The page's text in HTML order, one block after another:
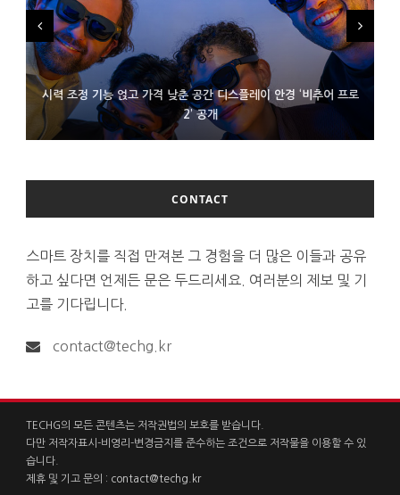
시력 조정 기능 얹고 가격 낮춘 공간 디스플레이 안경 ‘비추어 프로
2’ 공개
D램 부족에 10억달러어치 아이폰18 프로세서 패키징 대기 중
300~400달러 반지형 스피커 준비하는 오픈AI
CONTACT
스마트 장치를 직접 만져본 그 경험을 더 많은 이들과 공유
하고 싶다면 언제든 문은 두드리세요. 여러분의 제보 및 기
고를 기다립니다.
contact@techg.kr
TECHG의 모든 콘텐츠는 저작권법의 보호를 받습니다.
다만 저작자표시-비영리-변경금지를 준수하는 조건으로 저작물을 이용할 수 있
습니다.
제휴 및 기고 문의 : contact@techg.kr